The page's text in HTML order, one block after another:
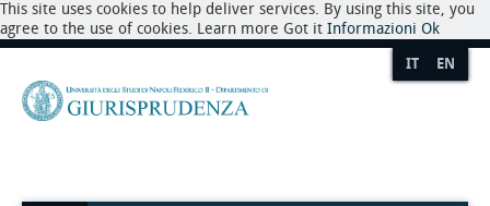
This site uses cookies to help deliver services. By using this site, you
agree to the use of cookies. Learn more Got it Informazioni Ok
IT EN